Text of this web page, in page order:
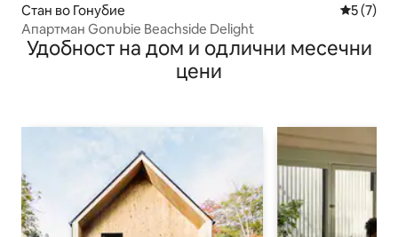
Стан во Гонубие
5 (7)
Апартман Gonubie Beachside Delight
Удобност на дом и одлични месечни
цени